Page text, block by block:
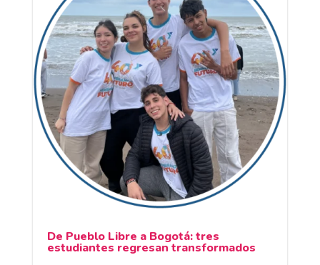
De Pueblo Libre a Bogotá: tres
estudiantes regresan transformados